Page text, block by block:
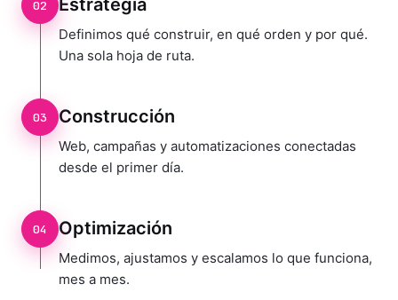
02 Estrategia
Definimos qué construir, en qué orden y por qué.
Una sola hoja de ruta.
03 Construcción
Web, campañas y automatizaciones conectadas
desde el primer día.
04 Optimización
Medimos, ajustamos y escalamos lo que funciona,
mes a mes.